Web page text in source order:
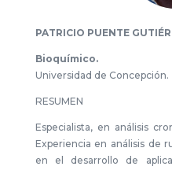
PATRICIO PUENTE
Bioquímico.
Universidad de Concepción.
RESUMEN
Especialista, en análisis
Experiencia en análisis de
en el desarrollo de